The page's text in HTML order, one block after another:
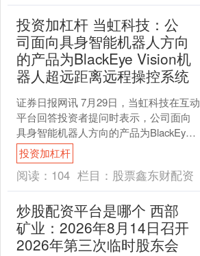
投资加杠杆 当虹科技：公
司面向具身智能机器人方向
的产品为BlackEye Vision机
器人超远距离远程操控系统
证券日报网讯 7月29日，当虹科技在互动
平台回答投资者提问时表示，公司面向
具身智能机器人方向的产品为BlackEye
Vision机器人超远距离远程操控系统，
该....
投资加杠杆
阅读： 104 栏目： 股票鑫东财配资
炒股配资平台是哪个 西部
矿业：2026年8月14日召开
2026年第三次临时股东会